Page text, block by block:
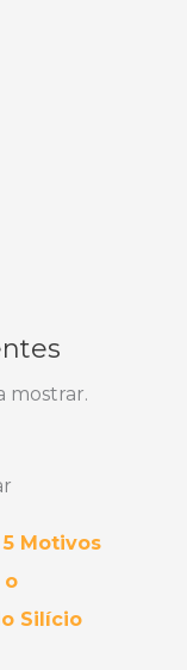
mostrar.
Motivos
o
Silício